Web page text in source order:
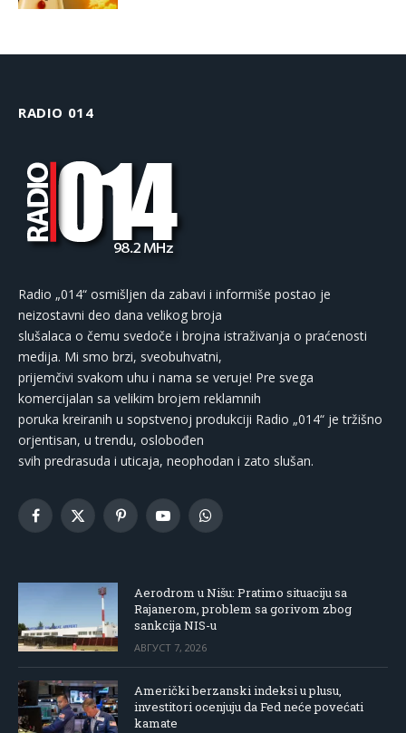
RADIO 014
Radio „014“ osmišljen da zabavi i informiše postao je
neizostavni deo dana velikog broja
slušalaca o čemu svedoče i brojna istraživanja o praćenosti
medija. Mi smo brzi, sveobuhvatni,
prijemčivi svakom uhu i nama se veruje! Pre svega
komercijalan sa velikim brojem reklamnih
poruka kreiranih u sopstvenoj produkciji Radio „014“ je tržišno
orjentisan, u trendu, oslobođen
svih predrasuda i uticaja, neophodan i zato slušan.
Facebook
X
PinterestYouTubeWhatsApp
Aerodrom u Nišu: Pratimo situaciju sa
Rajanerom, problem sa gorivom zbog
sankcija NIS-u
АВГУСТ 7, 2026
Američki berzanski indeksi u plusu,
investitori ocenjuju da Fed neće povećati
kamate